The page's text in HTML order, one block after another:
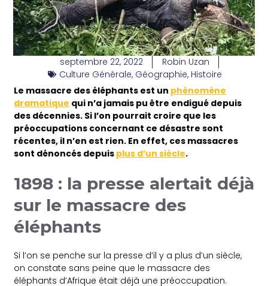
septembre 22, 2022
Robin Uzan
Culture Générale, Géographie, Histoire
Le massacre des éléphants est un phénomène
dramatique qui n’a jamais pu être endigué depuis
des décennies. Si l’on pourrait croire que les
préoccupations concernant ce désastre sont
récentes, il n’en est rien. En effet, ces massacres
sont dénoncés depuis plus d’un siècle.
1898 : la presse alertait déjà
sur le massacre des
éléphants
Si l’on se penche sur la presse d’il y a plus d’un siècle,
on constate sans peine que le massacre des
éléphants d’Afrique était déjà une préoccupation.